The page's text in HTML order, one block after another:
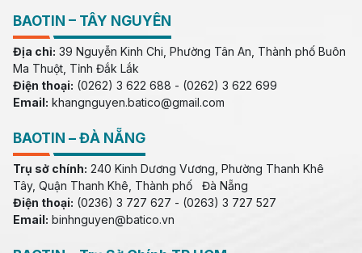
BAOTIN – TÂY NGUYÊN
Địa chỉ: 39 Nguyễn Kinh Chi, Phường Tân An, Thành phố Buôn
Ma Thuột, Tỉnh Đắk Lắk
Điện thoại: (0262) 3 622 688 - (0262) 3 622 699
Email: khangnguyen.batico@gmail.com
BAOTIN – ĐÀ NẴNG
Trụ sở chính: 240 Kinh Dương Vương, Phường Thanh Khê
Tây, Quận Thanh Khê, Thành phố Đà Nẵng
Điện thoại: (0236) 3 727 627 - (0263) 3 727 527
Email: binhnguyen@batico.vn